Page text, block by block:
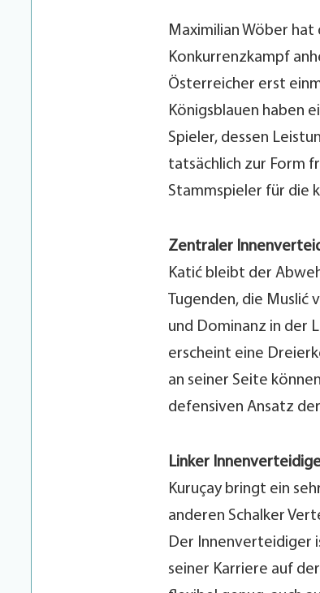
Maximilian Wöber
Konkurrenzkampf
Österreicher erst
Königsblauen haben
Spieler, dessen
tatsächlich zur Form
Stammspieler für die
Zentraler
Katić bleibt der
Tugenden, die Muslić
und Dominanz in der
erscheint eine
an seiner Seite
defensiven Ansatz
Linker
Kuruçay bringt ein
anderen Schalker
Der Innenverteidiger
seiner Karriere auf